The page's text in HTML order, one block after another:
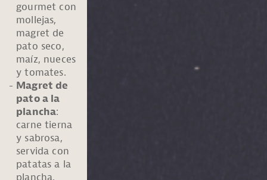
gourmet con
mollejas,
magret de
pato seco,
maíz, nueces
y tomates.
Magret de
pato a la
plancha:
carne tierna
y sabrosa,
servida con
patatas a la
plancha.